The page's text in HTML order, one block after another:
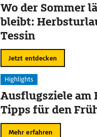
Wo der Sommer
bleibt:
Tessin
Jetzt entdecken
Highlights
Ausflugsziele am
Tipps für den
Mehr erfahren